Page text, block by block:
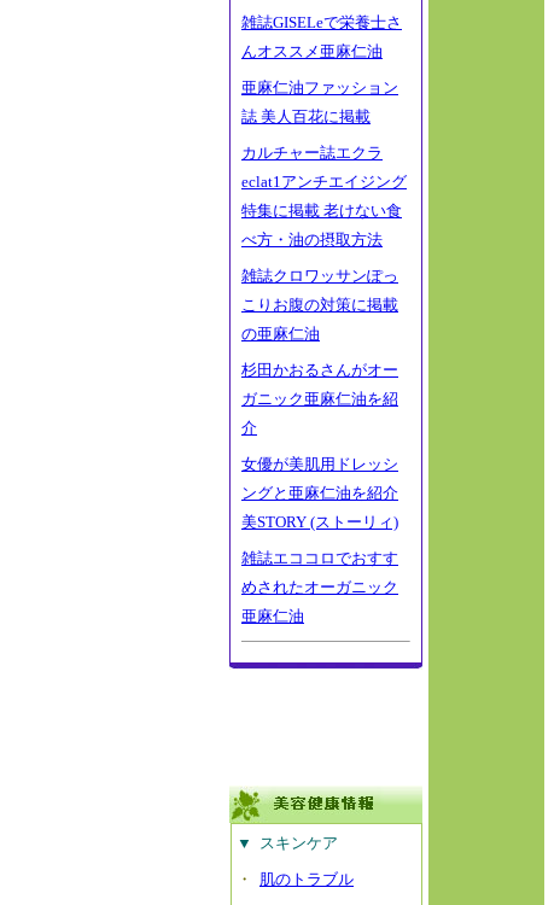
雑誌GISELeで栄養士さ
んオススメ亜麻仁油
亜麻仁油ファッション
誌 美人百花に掲載
カルチャー誌エクラ
eclat1アンチエイジング
特集に掲載 老けない食
べ方・油の摂取方法
雑誌クロワッサンぽっ
こりお腹の対策に掲載
の亜麻仁油
杉田かおるさんがオー
ガニック亜麻仁油を紹
介
女優が美肌用ドレッシ
ングと亜麻仁油を紹介
美STORY (ストーリィ)
雑誌エココロでおすす
めされたオーガニック
亜麻仁油
▼
スキンケア
・
肌のトラブル